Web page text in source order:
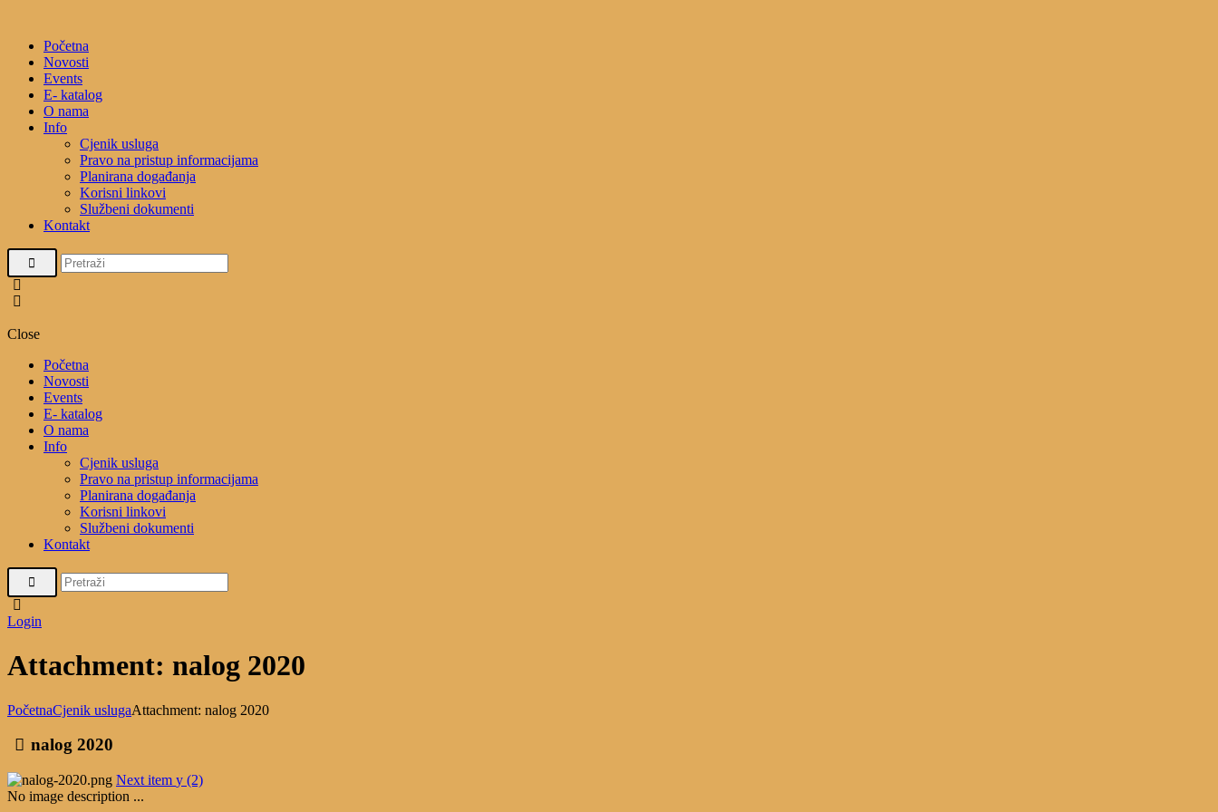
Početna
Novosti
Events
E- katalog
O nama
Info
Cjenik usluga
Pravo na pristup informacijama
Planirana događanja
Korisni linkovi
Službeni dokumenti
Kontakt
Close
Početna
Novosti
Events
E- katalog
O nama
Info
Cjenik usluga
Pravo na pristup informacijama
Planirana događanja
Korisni linkovi
Službeni dokumenti
Kontakt
Login
Attachment: nalog 2020
PočetnaCjenik uslugaAttachment: nalog 2020
nalog 2020
Next item y (2)
No image description ...